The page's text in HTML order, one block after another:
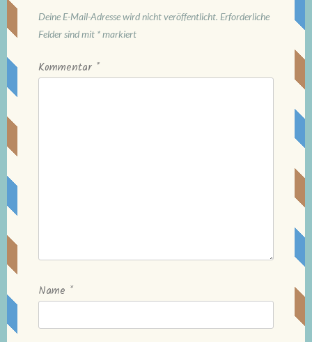
Deine E-Mail-Adresse wird nicht veröffentlicht. Erforderliche
Felder sind mit *markiert
Kommentar *
Name *